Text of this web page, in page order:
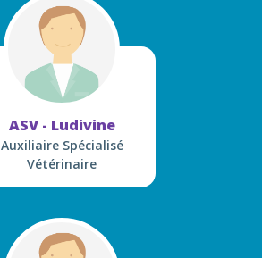
ASV - Ludivine
Auxiliaire Spécialisé
Vétérinaire